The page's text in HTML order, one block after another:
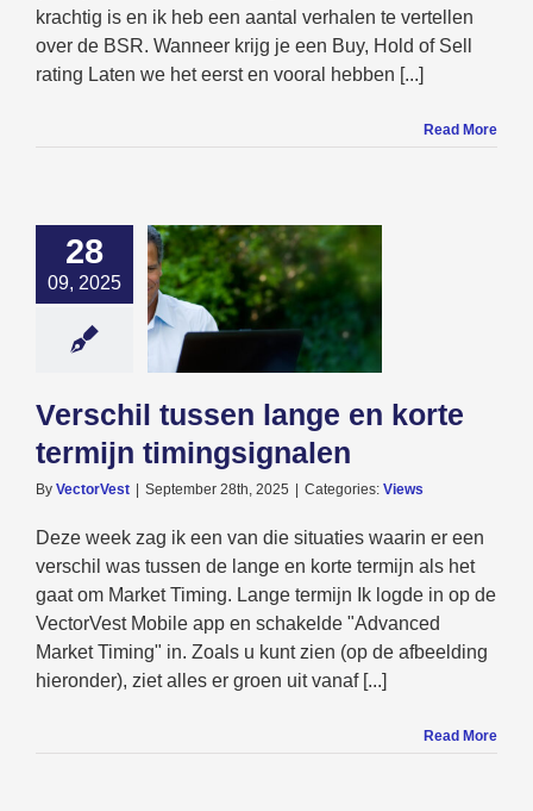
krachtig is en ik heb een aantal verhalen te vertellen
over de BSR. Wanneer krijg je een Buy, Hold of Sell
rating Laten we het eerst en vooral hebben [...]
Read More
28
09, 2025
tussen lange
Verschil tussen lange en korte
termijn timingsignalen
By VectorVest September 28th, 2025 Categories: Views
Deze week zag ik een van die situaties waarin er een
verschil was tussen de lange en korte termijn als het
gaat om Market Timing. Lange termijn Ik logde in op de
VectorVest Mobile app en schakelde "Advanced
Market Timing" in. Zoals u kunt zien (op de afbeelding
hieronder), ziet alles er groen uit vanaf [...]
Read More